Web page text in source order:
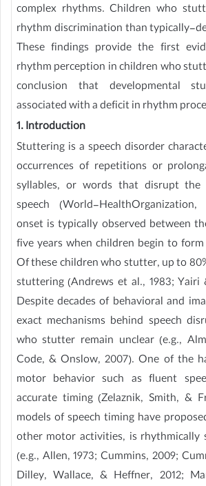
complex rhythms. Children who
rhythm discrimination than typically-
These findings provide the first
rhythm perception in children who
conclusion that developmental
associated with a deficit in rhythm
1. Introduction
Stuttering is a speech disorder
occurrences of repetitions or
syllables, or words that disrupt
speech (World-
onset is typically observed between
five years when children begin to form
Of these children who stutter, up to
stuttering (Andrews et al., 1983; Yairi
Despite decades of behavioral and
exact mechanisms behind speech
who stutter remain unclear (e.g.,
Code, & Onslow, 2007). One of the
motor behavior such as fluent
accurate timing (Zelaznik, Smith, &
models of speech timing have
other motor activities, is rhythmically
(e.g., Allen, 1973; Cummins, 2009;
Dilley, Wallace, & Heffner, 2012;